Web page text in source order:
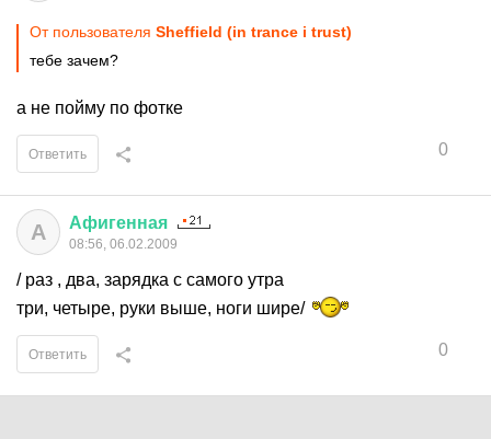
От пользователя Sheffield (in trance i trust)
тебе зачем?
а не пойму по фотке
0
Ответить
А Афигенная
08:56, 06.02.2009
/ раз , два, зарядка с самого утра
три, четыре, руки выше, ноги шире/
0
Ответить